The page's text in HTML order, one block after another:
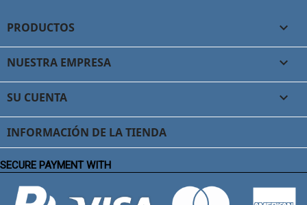
PRODUCTOS 
NUESTRA EMPRESA 
SU CUENTA 
INFORMACIÓN DE LA TIENDA
SECURE PAYMENT WITH